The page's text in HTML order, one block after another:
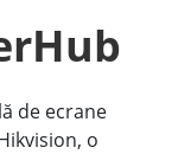
de ecrane
o